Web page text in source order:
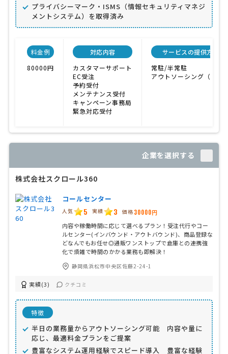
プライバシーマーク・ISMS（情報セキュリティマネジ
メントシステム）を取得済み
料金例
80000円
対応内容
カスタマーサポート
EC受注
予約受付
メンテナンス受付
キャンペーン事務局
緊急対応受付
サービスの提供方法
常駐/半常駐
アウトソーシング（外注
企業を選択する
株式会社スクロール360
コールセンター
人気 5 実績 3 価格 30000円
内容や稼働時間に応じて選べるプラン！受注代行やコー
ルセンター(インバウンド・アウトバウンド)、商品登録な
どなんでもお任せ◎通販ワンストップで倉庫との連携強
化で煩雑で時間のかかる業務も即解決！
静岡県浜松市中央区佐藤2-24-1
実績(3) クチコミ
特徴
半日の業務量からアウトソーシング可能 内容や量に
応じ、最適料金プランをご提案
豊富なシステム運用経験でスピード導入 豊富な経験